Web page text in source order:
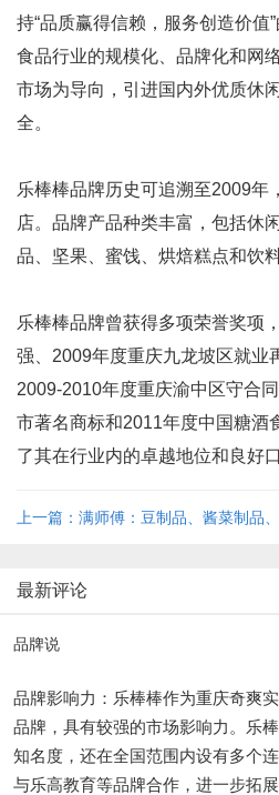
持“品质赢得信赖，服务创造价值
食品行业的规模化、品牌化和网
市场为导向，引进国内外优质休
全。
乐棒棒品牌历史可追溯至2009年
店。品牌产品种类丰富，包括休
品、坚果、蜜饯、烘焙糕点和饮
乐棒棒品牌曾获得多项荣誉奖项
强、2009年度重庆九龙坡区就业
2009-2010年度重庆渝中区守合
市著名商标和2011年度中国糖酒
了其在行业内的卓越地位和良好口
上一篇：满师傅：豆制品、酱菜制品
最新评论
品牌说
品牌影响力：乐棒棒作为重庆奇爽
品牌，具有较强的市场影响力。乐
知名度，还在全国范围内设有多个
与乐高教育等品牌合作，进一步拓展